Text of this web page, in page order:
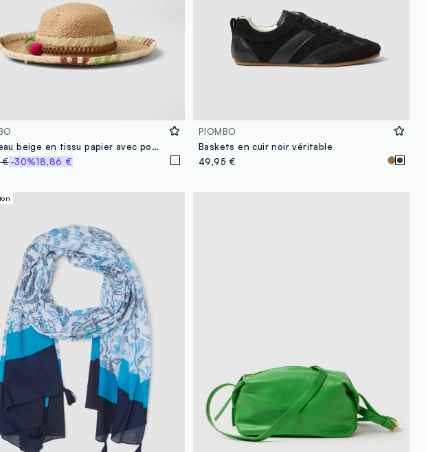
Chapeau beige en tissu papier avec pompons colorés
€-30%18,86 €
PIOMBO
Baskets en cuir noir véritable
49,95 €